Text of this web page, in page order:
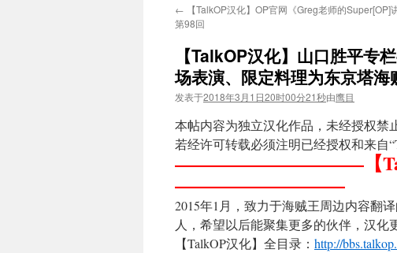
← 【TalkOP汉化】OP官网《Greg老师的Super[OP]
第98回
【TalkOP汉化】山口胜平专
场表演、限定料理为东京塔
发表于2018年3月1日20时00分21秒由鹰目
本帖内容为独立汉化作品，未经授权禁
若经许可转载必须注明已经授权和来自
——————————【
—————————
2015年1月，致力于海贼王周边内容翻
人，希望以后能聚集更多的伙伴，汉化
【TalkOP汉化】全目录： http://